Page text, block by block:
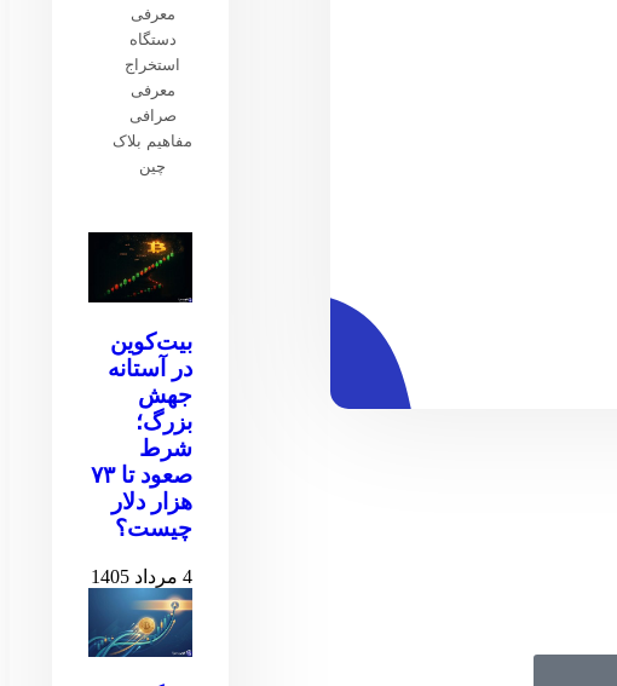
معرفی
دستگاه
استخراج
معرفی
صرافی
مفاهیم بلاک
چین
بیت‌کوین
در آستانه
جهش
بزرگ؛
شرط
صعود تا ۷۳
هزار دلار
چیست؟
4 مرداد 1405